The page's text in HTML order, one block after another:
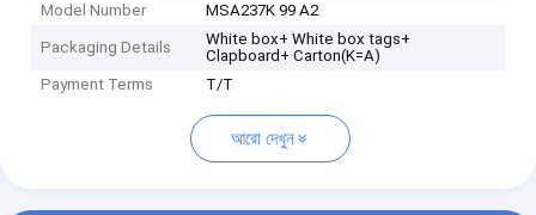
Model Number MSA237K 99 A2
Packaging Details
White box+ White box tags+
Clapboard+ Carton(K=A)
Payment Terms
T/T
আরো দেখুন